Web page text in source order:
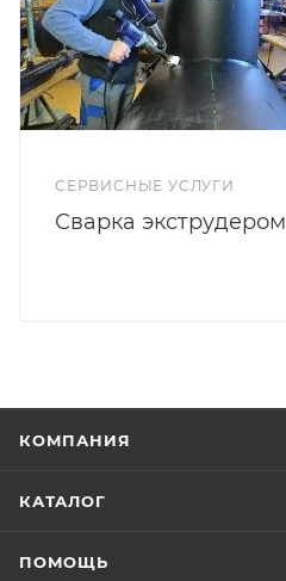
СЕРВИСНЫЕ УСЛУГИ
Сварка экструдером
КОМПАНИЯ
КАТАЛОГ
ПОМОЩЬ